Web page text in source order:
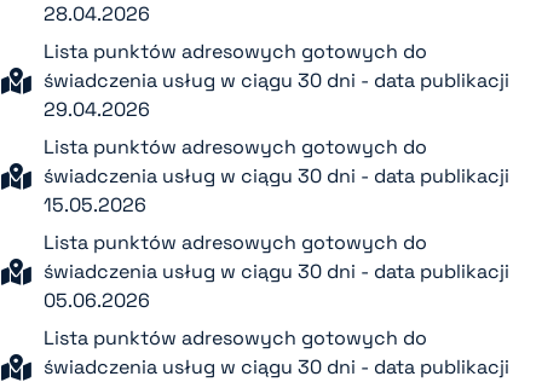
28.04.2026
Lista punktów adresowych gotowych do
świadczenia usług w ciągu 30 dni - data publikacji
29.04.2026
Lista punktów adresowych gotowych do
świadczenia usług w ciągu 30 dni - data publikacji
15.05.2026
Lista punktów adresowych gotowych do
świadczenia usług w ciągu 30 dni - data publikacji
05.06.2026
Lista punktów adresowych gotowych do
świadczenia usług w ciągu 30 dni - data publikacji